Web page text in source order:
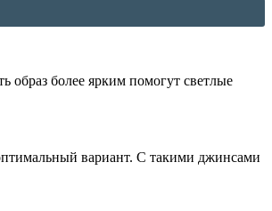
образ более ярким помогут светлые
вариант. С такими джинсами